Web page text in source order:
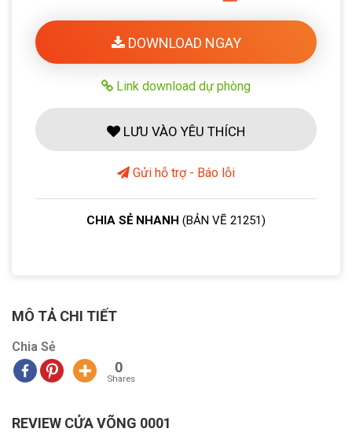
DOWNLOAD NGAY
Link download dự phòng
LƯU VÀO YÊU THÍCH
Gửi hỗ trợ - Báo lỗi
CHIA SẺ NHANH (BẢN VẼ 21251)
MÔ TẢ CHI TIẾT
Chia Sẻ
0
Shares
REVIEW CỬA VÕNG 0001